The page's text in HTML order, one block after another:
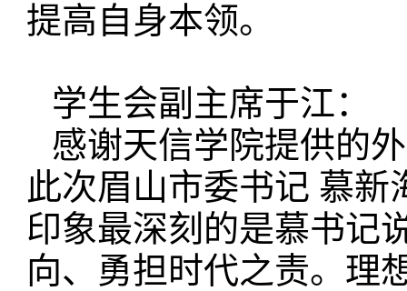
提高自身本领。
学生会副主席于江：
感谢天信学院提供的
此次眉山市委书记 慕新
印象最深刻的是慕书记
向、勇担时代之责。理